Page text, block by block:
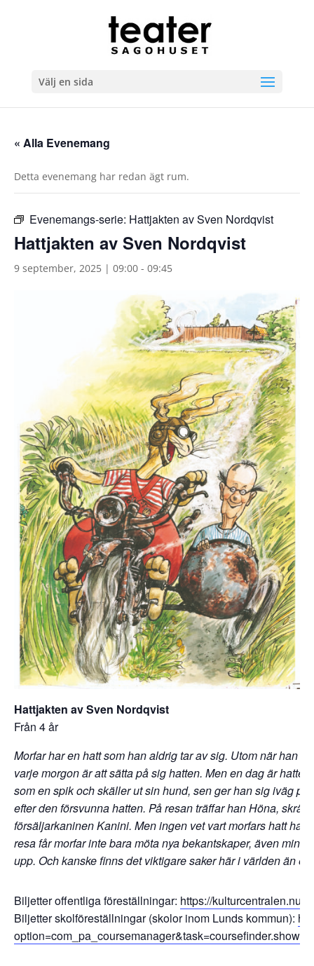
Välj en sida
« Alla Evenemang
Detta evenemang har redan ägt rum.
Evenemangs-serie: Hattjakten av Sven Nordqvist
Hattjakten av Sven Nordqvist
9 september, 2025 | 09:00 - 09:45
Hattjakten av Sven Nordqvist
Från 4 år
Morfar har en hatt som han aldrig tar av sig. Utom när han
varje morgon är att sätta på sig hatten. Men en dag är
som en spik och skäller ut sin hund, sen ger han sig iväg på
efter den försvunna hatten. På resan träffar han Höna,
försäljarkaninen Kanini. Men ingen vet vart morfars hatt har
resa får morfar inte bara möta nya bekantskaper, även
upp. Och kanske finns det viktigare saker här i världen än
Biljetter offentliga föreställningar: https://kulturcentralen.nu/
Biljetter skolföreställningar (skolor inom Lunds kommun):